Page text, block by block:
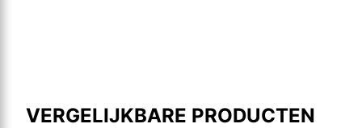
VERGELIJKBARE PRODUCTEN